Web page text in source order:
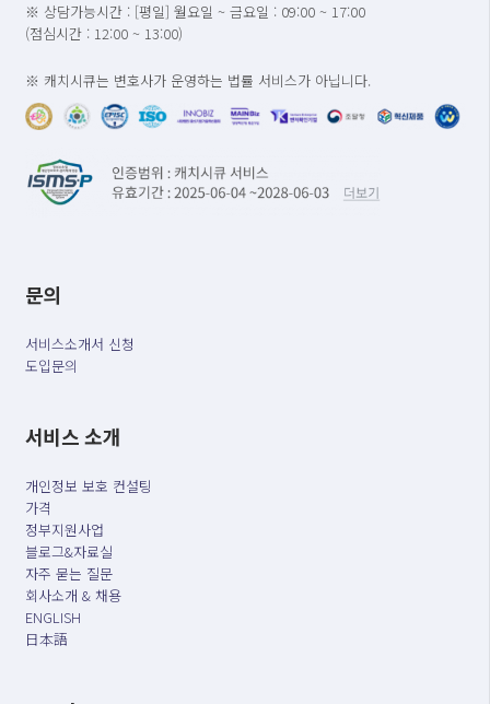
※ 상담가능시간 : [평일] 월요일 ~ 금요일 : 09:00 ~ 17:00
(점심시간 : 12:00 ~ 13:00)
※ 캐치시큐는 변호사가 운영하는 법률 서비스가 아닙니다.
문의
서비스소개서 신청
도입문의
서비스 소개
개인정보 보호 컨설팅
가격
정부지원사업
블로그&자료실
자주 묻는 질문
회사소개 & 채용
ENGLISH
日本語